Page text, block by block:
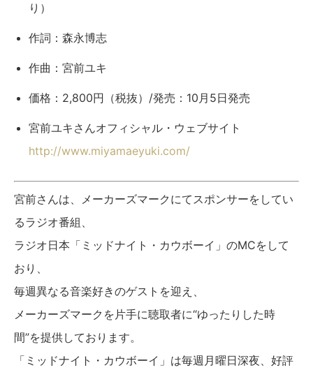
り）
作詞：森永博志
作曲：宮前ユキ
価格：2,800円（税抜）/発売：10月5日発売
宮前ユキさんオフィシャル・ウェブサイト
http://www.miyamaeyuki.com/
宮前さんは、メーカーズマークにてスポンサーをしてい
るラジオ番組、
ラジオ日本「ミッドナイト・カウボーイ」のMCをして
おり、
毎週異なる音楽好きのゲストを迎え、
メーカーズマークを片手に聴取者に“ゆったりした時
間”を提供しております。
「ミッドナイト・カウボーイ」は毎週月曜日深夜、好評